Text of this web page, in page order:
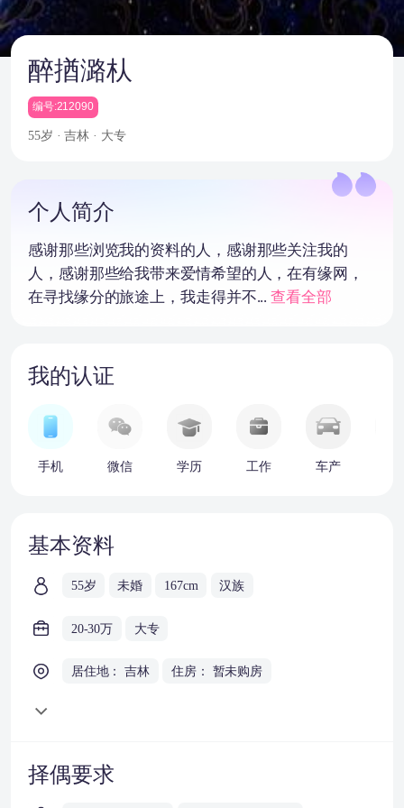
醉揂潞朲
编号:212090
55岁 · 吉林 · 大专
个人简介
感谢那些浏览我的资料的人，感谢那些关注我的
人，感谢那些给我带来爱情希望的人，在有缘网，
在寻找缘分的旅途上，我走得并不... 查看全部
我的认证
手机 微信 学历 工作 车产
基本资料
55岁 未婚 167cm 汉族
20-30万 大专
居住地： 吉林 住房： 暂未购房
择偶要求